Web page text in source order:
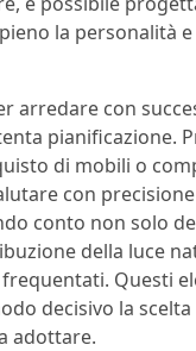
la personalità e
arredare con
pianificazione.
di mobili o
con
conto non solo
della luce
Questi
decisivo la
adottare.